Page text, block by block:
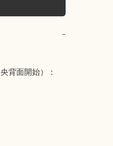
−
背面開始）：